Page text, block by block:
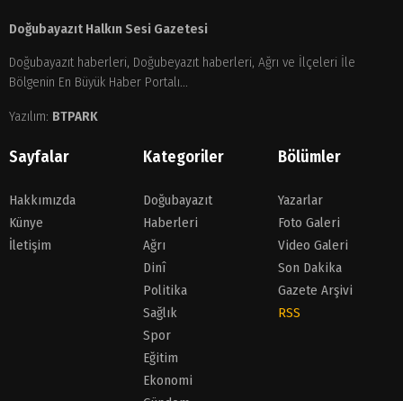
Doğubayazıt Halkın Sesi Gazetesi
Doğubayazıt haberleri, Doğubeyazıt haberleri, Ağrı ve İlçeleri İle
Bölgenin En Büyük Haber Portalı...
Yazılım: BTPARK
Sayfalar
Hakkımızda
Künye
İletişim
Kategoriler
Doğubayazıt
Haberleri
Ağrı
Dinî
Politika
Sağlık
Spor
Eğitim
Ekonomi
Bölümler
Yazarlar
Foto Galeri
Video Galeri
Son Dakika
Gazete Arşivi
RSS